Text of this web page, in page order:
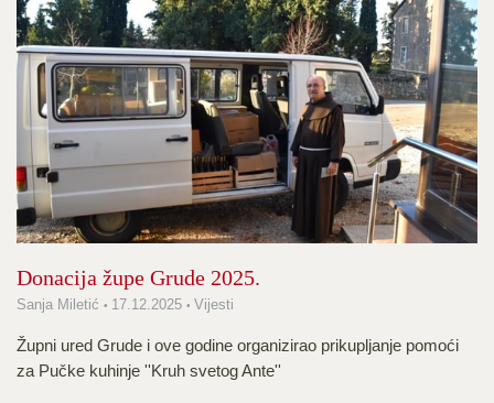
Donacija župe Grude 2025.
Sanja Miletić 17.12.2025 Vijesti
Župni ured Grude i ove godine organizirao prikupljanje pomoći
za Pučke kuhinje ''Kruh svetog Ante''